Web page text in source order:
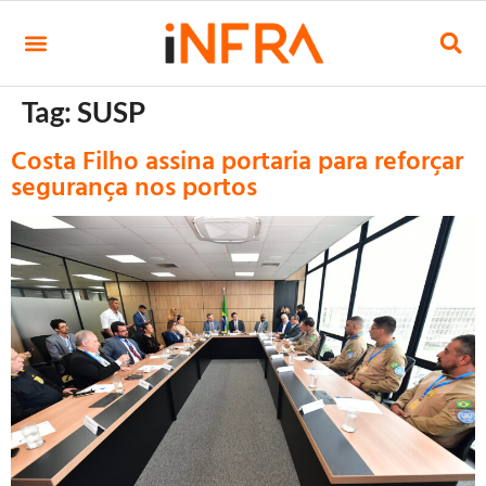
Tag:SUSP
Costa Filho assina portaria para reforçar
segurança nos portos